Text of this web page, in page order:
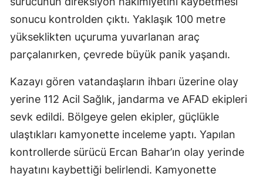
sonucu kontrolden çıktı. Yaklaşık 100 metre
yükseklikten uçuruma yuvarlanan araç
parçalanırken, çevrede büyük panik yaşandı.
Kazayı gören vatandaşların ihbarı üzerine olay
yerine 112 Acil Sağlık, jandarma ve AFAD ekipleri
sevk edildi. Bölgeye gelen ekipler, güçlükle
ulaştıkları kamyonette inceleme yaptı. Yapılan
kontrollerde sürücü Ercan Bahar’ın olay yerinde
hayatını kaybettiği belirlendi. Kamyonette